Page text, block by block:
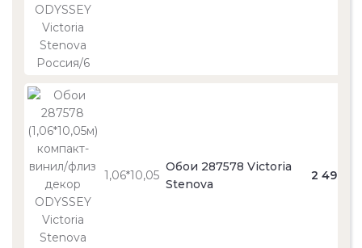
1,06*10,05
Обои 287578 Victoria
Stenova
2 490